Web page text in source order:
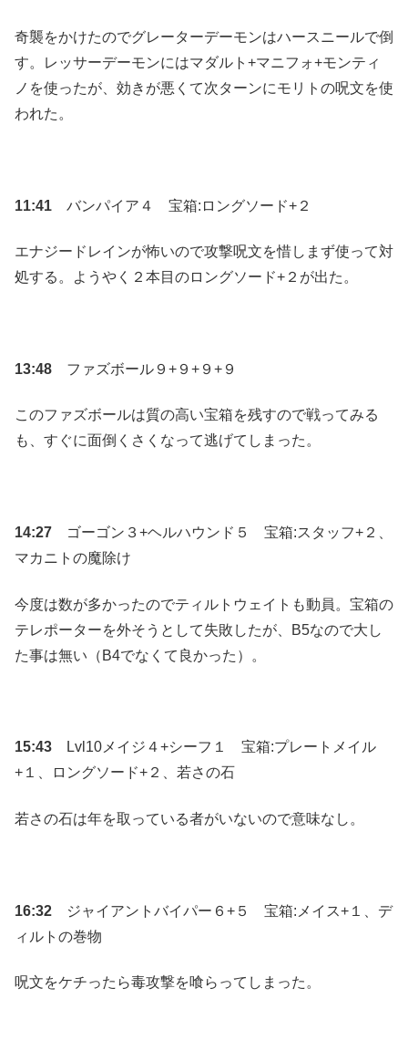
奇襲をかけたのでグレーターデーモンはハースニールで倒
す。レッサーデーモンにはマダルト+マニフォ+モンティ
ノを使ったが、効きが悪くて次ターンにモリトの呪文を使
われた。
11:41 バンパイア４ 宝箱:ロングソード+２
エナジードレインが怖いので攻撃呪文を惜しまず使って対
処する。ようやく２本目のロングソード+２が出た。
13:48 ファズボール９+９+９+９
このファズボールは質の高い宝箱を残すので戦ってみる
も、すぐに面倒くさくなって逃げてしまった。
14:27 ゴーゴン３+ヘルハウンド５ 宝箱:スタッフ+２、
マカニトの魔除け
今度は数が多かったのでティルトウェイトも動員。宝箱の
テレポーターを外そうとして失敗したが、B5なので大し
た事は無い（B4でなくて良かった）。
15:43
Lvl10メイジ４+シーフ１ 宝箱:プレートメイル
+１、ロングソード+２、若さの石
若さの石は年を取っている者がいないので意味なし。
16:32
ジャイアントバイパー６+５ 宝箱:メイス+１、デ
ィルトの巻物
呪文をケチったら毒攻撃を喰らってしまった。